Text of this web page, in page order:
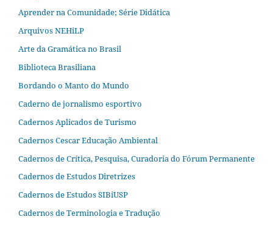
Aprender na Comunidade; Série Didática
Arquivos NEHiLP
Arte da Gramática no Brasil
Biblioteca Brasiliana
Bordando o Manto do Mundo
Caderno de jornalismo esportivo
Cadernos Aplicados de Turismo
Cadernos Cescar Educação Ambiental
Cadernos de Crítica, Pesquisa, Curadoria do Fórum Permanente
Cadernos de Estudos Diretrizes
Cadernos de Estudos SIBiUSP
Cadernos de Terminologia e Tradução